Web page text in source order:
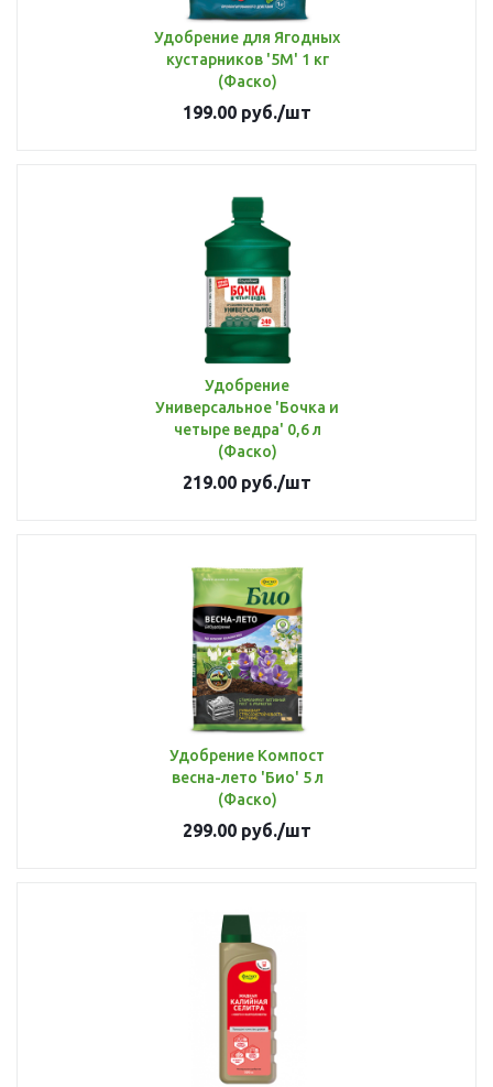
Удобрение для Ягодных
кустарников '5М' 1 кг
(Фаско)
199.00 руб./шт
Удобрение
Универсальное 'Бочка и
четыре ведра' 0,6 л
(Фаско)
219.00 руб./шт
Удобрение Компост
весна-лето 'Био' 5 л
(Фаско)
299.00 руб./шт